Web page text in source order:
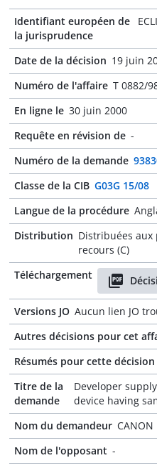
Identifiant européen de
la jurisprudence
Date de la décision 19 juin
Numéro de l'affaire T 0882/
En ligne le 30 juin 2000
Requête en révision de -
Numéro de la demande
Classe de la CIB G03G 15/08
Langue de la procédure
Distribution Distribuées
recours (C)
Téléchargement
Versions JO Aucun lien JO
Autres décisions pour cet
Résumés pour cette décision
Titre de la
demande
Developer
device having
Nom du demandeur CANON
Nom de l'opposant -